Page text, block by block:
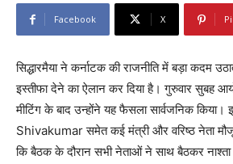
Facebook X
सिद्धारमैया ने कर्नाटक की राजनीति में बड़ा कदम
इस्तीफा देने का ऐलान कर दिया है। गुरुवार सुबह
मीटिंग के बाद उन्होंने यह फैसला सार्वजनिक
Shivakumar समेत कई मंत्री और वरिष्ठ नेता
कि बैठक के दौरान सभी नेताओं ने साथ बैठकर नाश्ता